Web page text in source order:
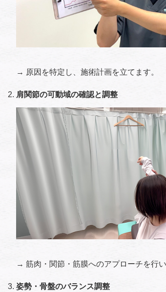
→ 原因を特定し、施術計画を立てます。
肩関節の可動域の確認と調整
→ 筋肉・関節・筋膜へのアプローチを行
姿勢・骨盤のバランス調整